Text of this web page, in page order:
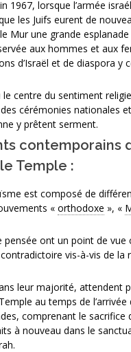
1967, lorsque l’armée
les Juifs eurent de
Mur une grande
aux hommes et aux
d’Israël et de diaspora y
centre du sentiment
cérémonies nationales
y prêtent serment.
contemporains
Temple :
est composé de
« orthodoxe », «
pensée ont un point de
vis-à-vis de la
leur majorité, attendent
au temps de l’arrivée
comprenant le sacrifice
à nouveau dans le